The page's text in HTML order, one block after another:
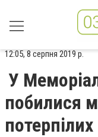
12:05, 8 серпня 2019 р.
У
побилися